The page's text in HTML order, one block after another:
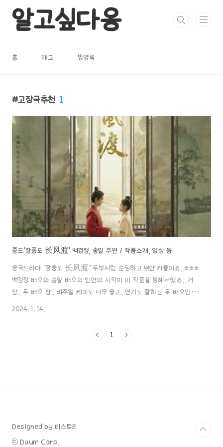
알고싶다옹
홈 태그 방명록
고장극추천 1
중드'장풍도 长风渡' 백경정, 송일 주연 / 작품소개, 영상 등
중국드라마 "장풍도 长风渡" 두부처럼 순딩하고 뽀얀 커플이죠..ㅎㅎㅎ
백경정 배우와 송일 배우의 인연의 시작이 이 작품을 통해서였죠.. 거
참.. 두 배우 참.. 비주얼 케미도 너무 좋고.. 연기도 잘하는 두 배우인데,
두 배우가 어떻게 사랑에 빠지게 되었는지..! 이 작품이 도대체 어떤 작
장극, 의상, 로맨스 원작: 《장풍도》. 원작자: 묵서백 墨书白 제작 국
2024. 1. 14.
1
Designed by 티스토리
© Daum Corp.